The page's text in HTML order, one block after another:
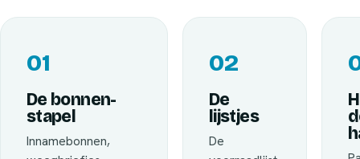
01
De bonnen-
stapel
Innamebonnen,
02
De
lijstjes
De